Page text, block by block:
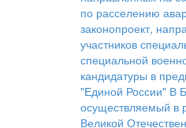
по расселению
законопроект,
участников
специальной
кандидатуры в
"Единой России" В
осуществляемый в
Великой